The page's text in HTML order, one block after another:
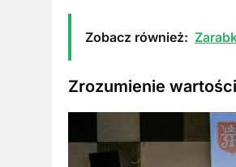
Zobacz również:
Zrozumienie